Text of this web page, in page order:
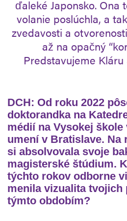
ďaleké Japonsko. Ona
volanie poslúchla, a
zvedavosti a
až na opačný
Predstavujeme
DCH: Od roku 2022
doktorandka na
médií na Vysokej
umení v Bratislave. Na
si absolvovala svoje
magisterské štúdium.
týchto rokov odborne
menila vizualita tvojich
týmto obdobím?